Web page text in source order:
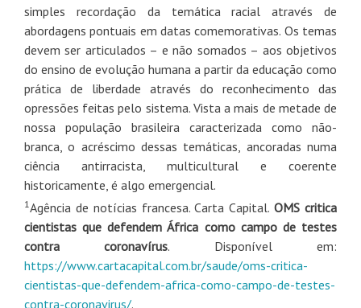
simples recordação da temática racial através de
abordagens pontuais em datas comemorativas. Os temas
devem ser articulados – e não somados – aos objetivos
do ensino de evolução humana a partir da educação como
prática de liberdade através do reconhecimento das
opressões feitas pelo sistema. Vista a mais de metade de
nossa população brasileira caracterizada como não-
branca, o acréscimo dessas temáticas, ancoradas numa
ciência antirracista, multicultural e coerente
historicamente, é algo emergencial.
1 Agência de notícias francesa. Carta Capital.OMS critica
cientistas que defendem África como campo de testes
contra coronavírus. Disponível em:
https://www.cartacapital.com.br/saude/oms-critica-
cientistas-que-defendem-africa-como-campo-de-testes-
contra-coronavirus/.